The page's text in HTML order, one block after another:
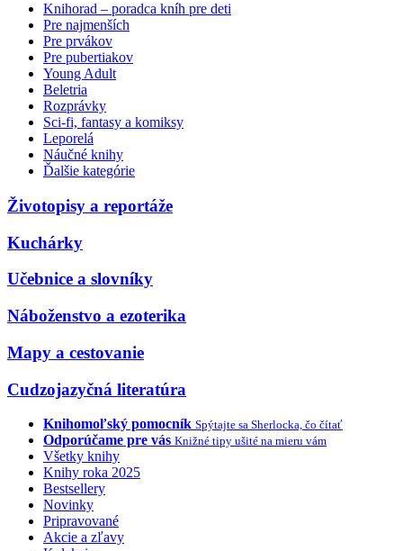
Knihorad – poradca kníh pre deti
Pre najmenších
Pre prvákov
Pre pubertiakov
Young Adult
Beletria
Rozprávky
Sci-fi, fantasy a komiksy
Leporelá
Náučné knihy
Ďalšie kategórie
Životopisy a reportáže
Kuchárky
Učebnice a slovníky
Náboženstvo a ezoterika
Mapy a cestovanie
Cudzojazyčná literatúra
Knihomoľský pomocník Spýtajte sa Sherlocka, čo čítať
Odporúčame pre vás Knižné tipy ušité na mieru vám
Všetky knihy
Knihy roka 2025
Bestsellery
Novinky
Pripravované
Akcie a zľavy